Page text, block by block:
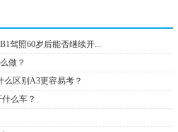
驾照60岁后能否继续开...
做？
么区别A3更容易考？
么车？